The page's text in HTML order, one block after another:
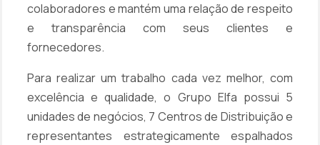
colaboradores e mantém uma relação de respeito
e transparência com seus clientes e
fornecedores.
Para realizar um trabalho cada vez melhor, com
excelência e qualidade, o Grupo Elfa possui 5
unidades de negócios, 7 Centros de Distribuição e
representantes estrategicamente espalhados